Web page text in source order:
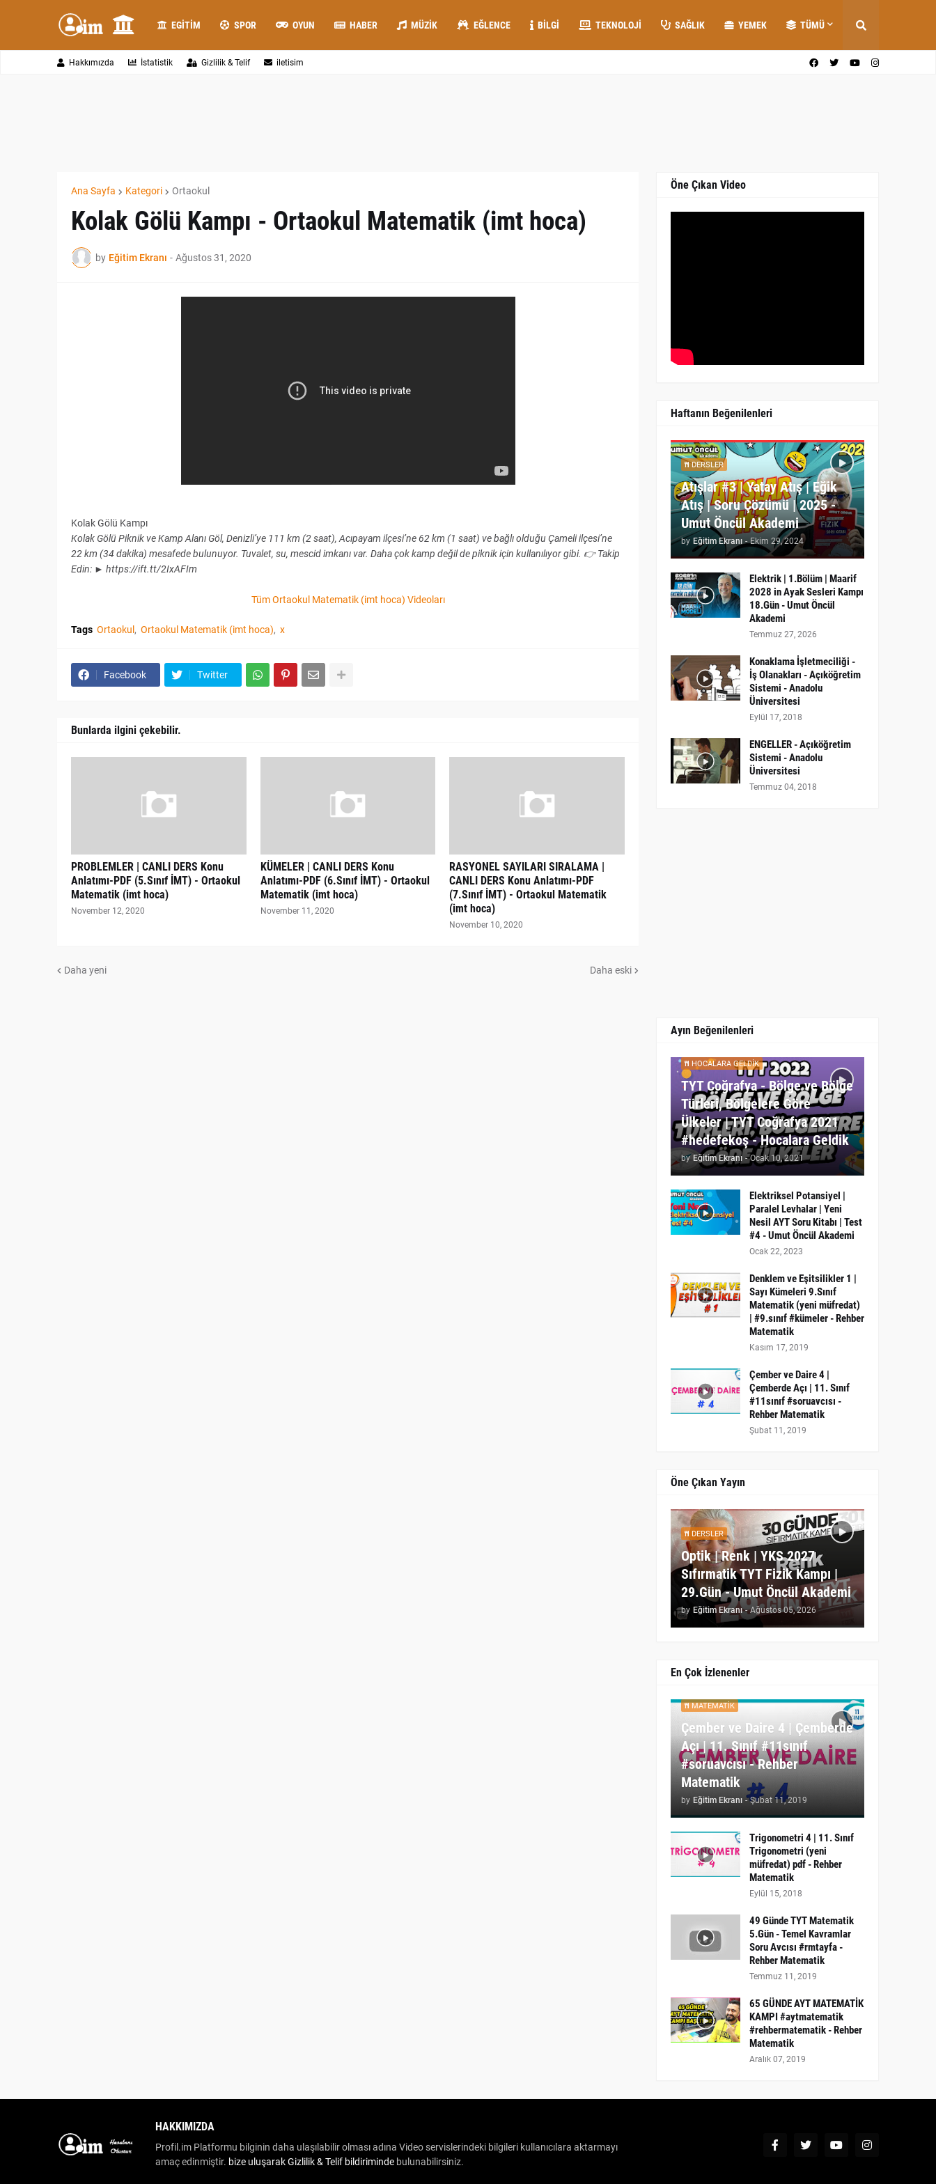
EGITIM SPOR OYUN HABER MÜZIK EĞLENCE BILGI TEKNOLOJI SAĞLIK YEMEK TÜMÜ
Hakkımızda İstatistik Gizlilik & Telif iletisim
Ana Sayfa Kategori Ortaokul
Kolak Gölü Kampı - Ortaokul Matematik (imt hoca)
by Eğitim Ekranı - Ağustos 31, 2020
Kolak Gölü Kampı
Kolak Gölü Piknik ve Kamp Alanı Göl, Denizli’ye 111 km (2 saat), Acıpayam ilçesi’ne 62 km (1 saat) ve bağlı olduğu Çameli ilçesi’ne
22 km (34 dakika) mesafede bulunuyor. Tuvalet, su, mescid imkanı var. Daha çok kamp değil de piknik için kullanılıyor gibi. 👉 Takip
Edin: ► https://ift.tt/2IxAFIm
Tüm Ortaokul Matematik (imt hoca) Videoları
Tags Ortaokul Ortaokul Matematik (imt hoca) x
Facebook Twitter
Bunlarda ilgini çekebilir.
PROBLEMLER | CANLI DERS Konu
Anlatımı-PDF (5.Sınıf İMT) - Ortaokul
Matematik (imt hoca)
November 12, 2020
KÜMELER | CANLI DERS Konu
Anlatımı-PDF (6.Sınıf İMT) - Ortaokul
Matematik (imt hoca)
November 11, 2020
RASYONEL SAYILARI SIRALAMA |
CANLI DERS Konu Anlatımı-PDF
(7.Sınıf İMT) - Ortaokul Matematik
(imt hoca)
November 10, 2020
Daha yeni Daha eski
Öne Çıkan Video
Haftanın Beğenilenleri
DERSLER
Atışlar #3 | Yatay Atış | Eğik
Atış | Soru Çözümü | 2025 -
Umut Öncül Akademi
by Eğitim Ekranı - Ekim 29, 2024
Elektrik | 1.Bölüm | Maarif
2028 in Ayak Sesleri Kampı
18.Gün - Umut Öncül
Akademi
Temmuz 27, 2026
Konaklama İşletmeciliği -
İş Olanakları - Açıköğretim
Sistemi - Anadolu
Üniversitesi
Eylül 17, 2018
ENGELLER - Açıköğretim
Sistemi - Anadolu
Üniversitesi
Temmuz 04, 2018
Ayın Beğenilenleri
HOCALARA GELDIK
TYT Coğrafya - Bölge ve Bölge
Türleri, Bölgelere Göre
Ülkeler | TYT Coğrafya 2021
#hedefekoş - Hocalara Geldik
by Eğitim Ekranı - Ocak 10, 2021
Elektriksel Potansiyel |
Paralel Levhalar | Yeni
Nesil AYT Soru Kitabı | Test
#4 - Umut Öncül Akademi
Ocak 22, 2023
Denklem ve Eşitsilikler 1 |
Sayı Kümeleri 9.Sınıf
Matematik (yeni müfredat)
| #9.sınıf #kümeler - Rehber
Matematik
Kasım 17, 2019
Çember ve Daire 4 |
Çemberde Açı | 11. Sınıf
#11sınıf #soruavcısı -
Rehber Matematik
Şubat 11, 2019
Öne Çıkan Yayın
DERSLER
Optik | Renk | YKS 2027
Sıfırmatik TYT Fizik Kampı |
29.Gün - Umut Öncül Akademi
by Eğitim Ekranı - Ağustos 05, 2026
En Çok İzlenenler
MATEMATIK
Çember ve Daire 4 | Çemberde
Açı | 11. Sınıf #11sınıf
#soruavcısı - Rehber
Matematik
by Eğitim Ekranı - Şubat 11, 2019
Trigonometri 4 | 11. Sınıf
Trigonometri (yeni
müfredat) pdf - Rehber
Matematik
Eylül 15, 2018
49 Günde TYT Matematik
5.Gün - Temel Kavramlar
Soru Avcısı #rmtayfa -
Rehber Matematik
Temmuz 11, 2019
65 GÜNDE AYT MATEMATİK
KAMPI #aytmatematik
#rehbermatematik - Rehber
Matematik
Aralık 07, 2019
HAKKIMIZDA
Profil.im Platformu bilginin daha ulaşılabilir olması adına Video servislerindeki bilgileri kullanıcılara aktarmayı
amaç edinmiştir. bize uluşarakGizlilik & Telif bildiriminde bulunabilirsiniz.